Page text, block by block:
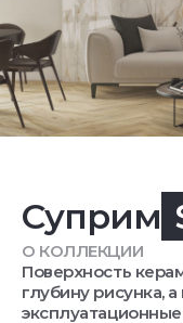
Суприм
О КОЛЛЕКЦИИ
Поверхность
глубину рисунка,